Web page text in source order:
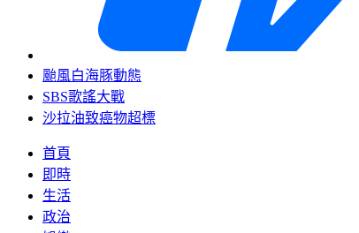
颱風白海豚動態
SBS歌謠大戰
沙拉油致癌物超標
首頁
即時
生活
政治